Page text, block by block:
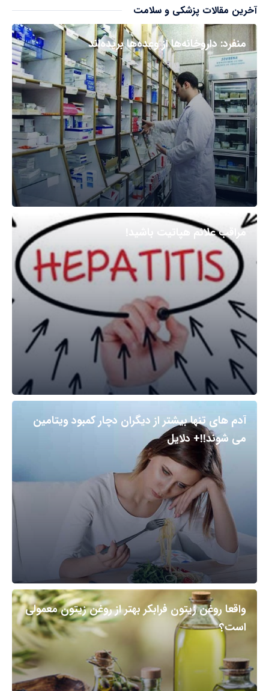
آخرین مقالات پزشکی و سلامت
منفرد: داروخانه‌ها از وعده‌ها بریده‌اند
مراقب علائم هپاتیت باشید!
آدم های تنها بیشتر از دیگران دچار کمبود ویتامین
می شوند!!+ دلایل
واقعا روغن زیتون فرابکر بهتر از روغن زیتون معمولی
است؟